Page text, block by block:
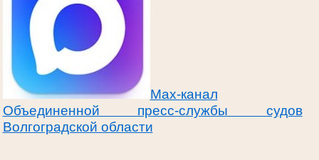
Max-канал
Объединенной пресс-службы судов
Волгоградской области